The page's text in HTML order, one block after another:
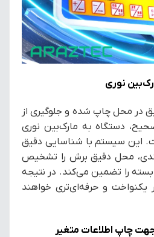
نوری
در محل چاپ شده و جلوگیری از
دستگاه به مارک‌بین نوری
این سیستم با شناسایی دقیق
محل دقیق برش را تشخیص
را تضمین می‌کند. در نتیجه
و حرفه‌ای‌تری خواهند
چاپ اطلاعات متغیر